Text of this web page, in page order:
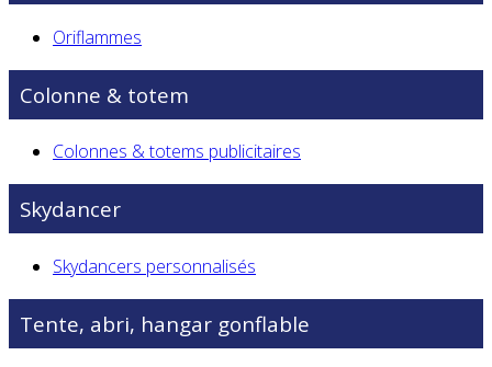
Oriflammes
Colonne & totem
Colonnes & totems publicitaires
Skydancer
Skydancers personnalisés
Tente, abri, hangar gonflable